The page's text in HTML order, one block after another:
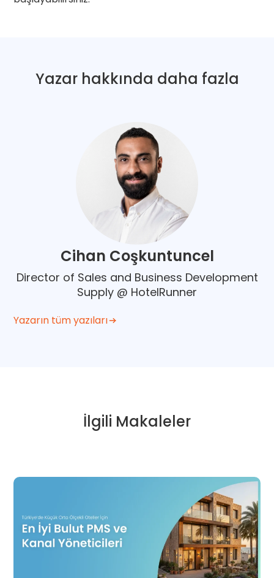
Yazar hakkında daha fazla
Cihan Coşkuntuncel
Director of Sales and Business Development
Supply @ HotelRunner
Yazarın tüm yazıları
İlgili Makaleler